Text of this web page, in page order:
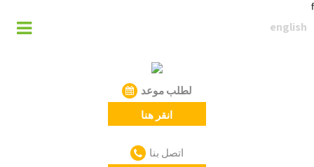
f
english
لطلب موعد
انقر هنا
اتصل بنا